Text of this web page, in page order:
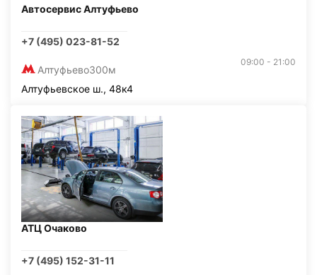
Автосервис Алтуфьево
+7 (495) 023-81-52
Алтуфьево300м
09:00 - 21:00
Алтуфьевское ш., 48к4
АТЦ Очаково
+7 (495) 152-31-11